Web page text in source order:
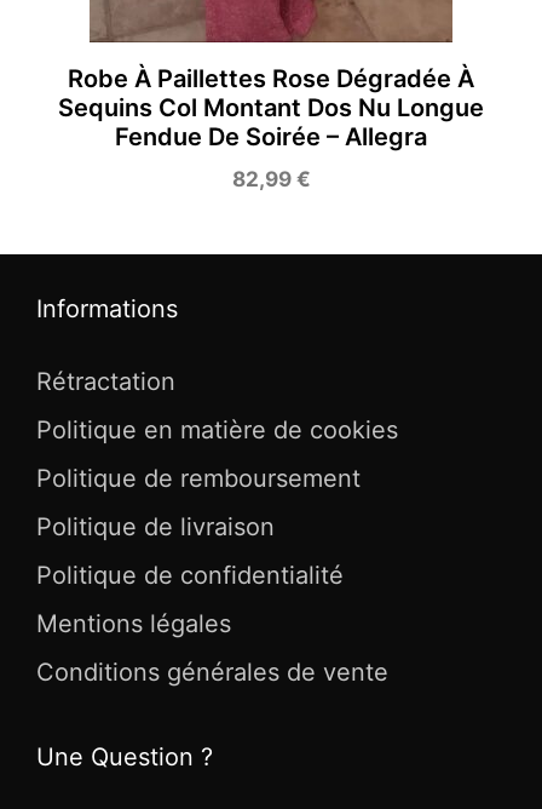
Robe À Paillettes Rose Dégradée À
Sequins Col Montant Dos Nu Longue
Fendue De Soirée – Allegra
82,99€
Informations
Rétractation
Politique en matière de cookies
Politique de remboursement
Politique de livraison
Politique de confidentialité
Mentions légales
Conditions générales de vente
Une Question ?